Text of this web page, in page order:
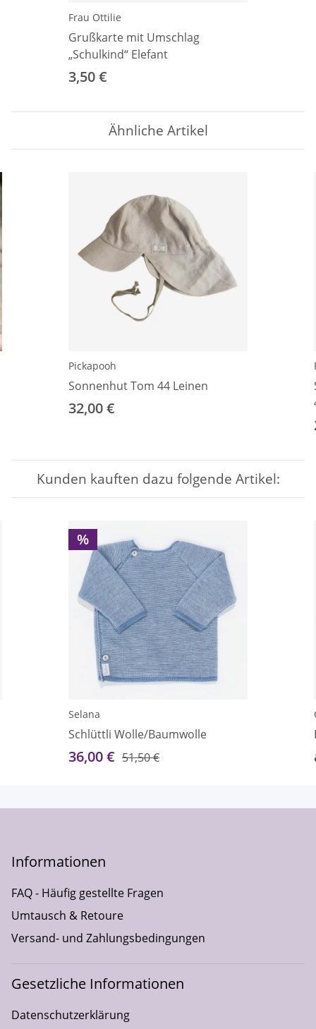
Frau Ottilie
Grußkarte mit Umschlag
„Schulkind“ Elefant
3,50 €
Ähnliche Artikel
Pickapooh
Sonnenhut Tom 44 Leinen
32,00 €
Kunden kauften dazu folgende Artikel:
%
Selana
Schlüttli Wolle/Baumwolle
36,00 € 51,50 €
Informationen
FAQ - Häufig gestellte Fragen
Umtausch & Retoure
Versand- und Zahlungsbedingungen
Gesetzliche Informationen
Datenschutzerklärung